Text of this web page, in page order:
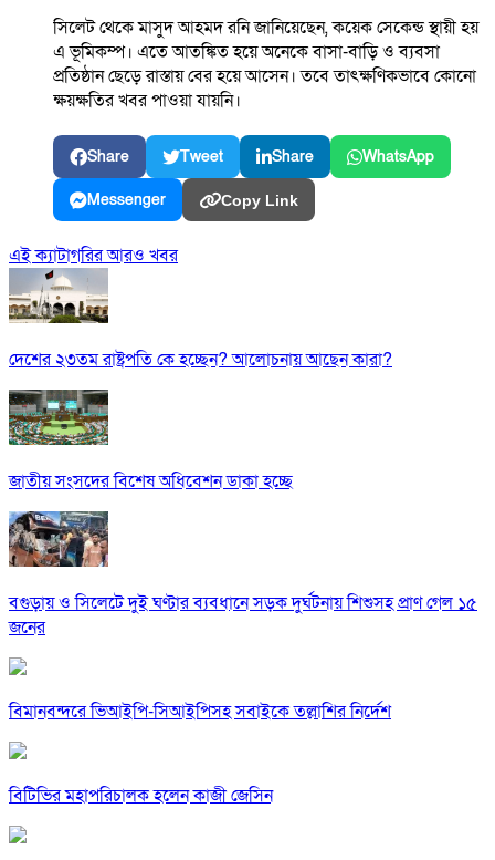
সিলেট থেকে মাসুদ আহমদ রনি জানিয়েছেন, কয়েক সেকেন্ড স্থায়ী হয়
এ ভূমিকম্প। এতে আতঙ্কিত হয়ে অনেকে বাসা-বাড়ি ও ব্যবসা
প্রতিষ্ঠান ছেড়ে রাস্তায় বের হয়ে আসেন। তবে তাৎক্ষণিকভাবে কোনো
ক্ষয়ক্ষতির খবর পাওয়া যায়নি।
Share Tweet Share WhatsApp
Messenger Copy Link
এই ক্যাটাগরির আরও খবর
দেশের ২৩তম রাষ্ট্রপতি কে হচ্ছেন? আলোচনায় আছেন কারা?
জাতীয় সংসদের বিশেষ অধিবেশন ডাকা হচ্ছে
বগুড়ায় ও সিলেটে দুই ঘণ্টার ব্যবধানে সড়ক দুর্ঘটনায় শিশুসহ প্রাণ গেল ১৫
জনের
বিমানবন্দরে ভিআইপি-সিআইপিসহ সবাইকে তল্লাশির নির্দেশ
বিটিভির মহাপরিচালক হলেন কাজী জেসিন